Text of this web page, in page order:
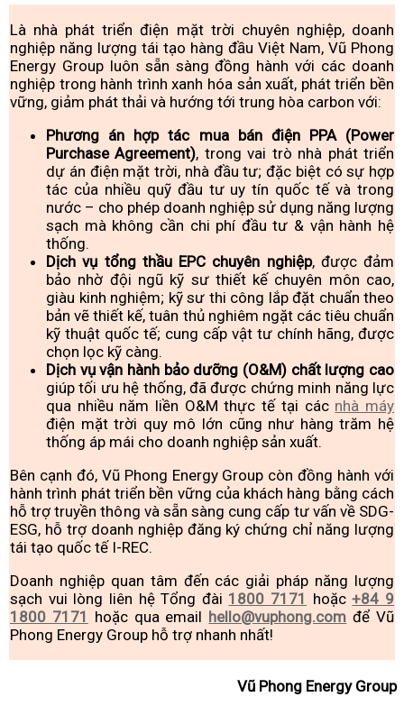
Là nhà phát triển điện mặt trời chuyên nghiệp, doanh
nghiệp năng lượng tái tạo hàng đầu Việt Nam, Vũ Phong
Energy Group luôn sẵn sàng đồng hành với các doanh
nghiệp trong hành trình xanh hóa sản xuất, phát triển bền
vững, giảm phát thải và hướng tới trung hòa carbon với:
Phương án hợp tác mua bán điện PPA (Power
Purchase Agreement), trong vai trò nhà phát triển
dự án điện mặt trời, nhà đầu tư; đặc biệt có sự hợp
tác của nhiều quỹ đầu tư uy tín quốc tế và trong
nước – cho phép doanh nghiệp sử dụng năng lượng
sạch mà không cần chi phí đầu tư & vận hành hệ
thống.
Dịch vụ tổng thầu EPC chuyên nghiệp, được đảm
bảo nhờ đội ngũ kỹ sư thiết kế chuyên môn cao,
giàu kinh nghiệm; kỹ sư thi công lắp đặt chuẩn theo
bản vẽ thiết kế, tuân thủ nghiêm ngặt các tiêu chuẩn
kỹ thuật quốc tế; cung cấp vật tư chính hãng, được
chọn lọc kỹ càng.
Dịch vụ vận hành bảo dưỡng (O&M) chất lượng cao
giúp tối ưu hệ thống, đã được chứng minh năng lực
qua nhiều năm liền O&M thực tế tại các nhà máy
điện mặt trời quy mô lớn cũng như hàng trăm hệ
thống áp mái cho doanh nghiệp sản xuất.
Bên cạnh đó, Vũ Phong Energy Group còn đồng hành với
hành trình phát triển bền vững của khách hàng bằng cách
hỗ trợ truyền thông và sẵn sàng cung cấp tư vấn về SDG-
ESG, hỗ trợ doanh nghiệp đăng ký chứng chỉ năng lượng
tái tạo quốc tế I-REC.
Doanh nghiệp quan tâm đến các giải pháp năng lượng
sạch vui lòng liên hệ Tổng đài 1800 7171 hoặc+84 9
1800 7171 hoặc qua email hello@vuphong.com để Vũ
Phong Energy Group hỗ trợ nhanh nhất!
Vũ Phong Energy Group